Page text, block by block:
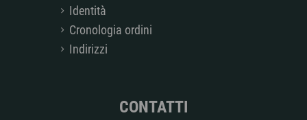
Identità
Cronologia ordini
Indirizzi
CONTATTI